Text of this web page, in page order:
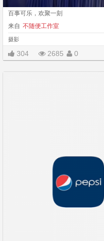
百事可乐，欢聚一刻
来自 不随便工作室
摄影
304 2685 0